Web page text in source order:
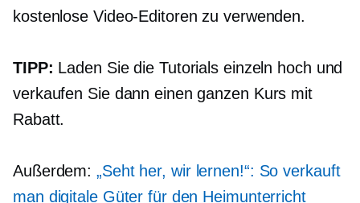
kostenlose Video-Editoren zu verwenden.
TIPP: Laden Sie die Tutorials einzeln hoch und
verkaufen Sie dann einen ganzen Kurs mit
Rabatt.
Außerdem:„Seht her, wir lernen!“: So verkauft
man digitale Güter für den Heimunterricht